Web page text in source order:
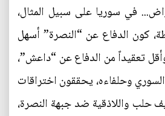
في سوريا على سبيل المثال،
كون الدفاع عن “النصرة” أسهل
تعقيداً من الدفاع عن “داعش”،
وحلفاءه، يحققون اختراقات
حلب واللاذقية ضد جبهة النصرة،